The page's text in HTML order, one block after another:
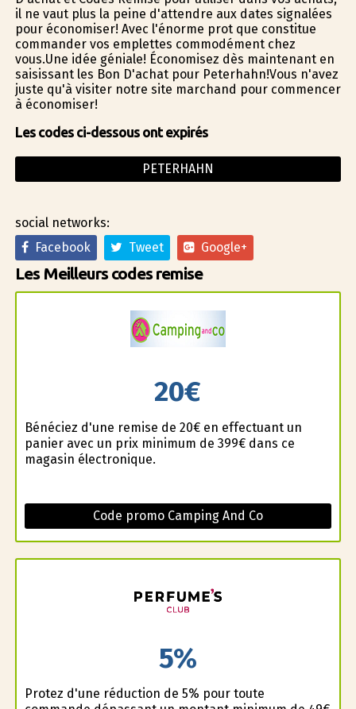
il ne vaut plus la peine d'attendre aux dates signalées
pour économiser! Avec l'énorme profit que constitue
commander vos emplettes commodément chez
vous.Une idée géniale! Économisez dès maintenant en
saisissant les Bon D'achat pour Peterhahn!Vous n'avez
juste qu'à visiter notre site marchand pour commencer
à économiser!
Les codes ci-dessous ont expirés
PETERHAHN
social networks:
Facebook
Tweet Google+
Les Meilleurs codes remise
20€
Bénéficiez d'une remise de 20€ en effectuant un
panier avec un prix minimum de 399€ dans ce
magasin électronique.
Code promo Camping And Co
5%
Profitez d'une réduction de 5% pour toute